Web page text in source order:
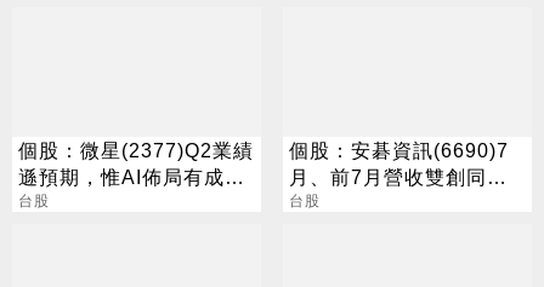
個股：微星(2377)Q2業績
遜預期，惟AI佈局有成股
價震盪走多，週一大拉尾
台股
個股：安碁資訊(6690)7
月、前7月營收雙創同期
高點，本月再奪兩大資安
台股